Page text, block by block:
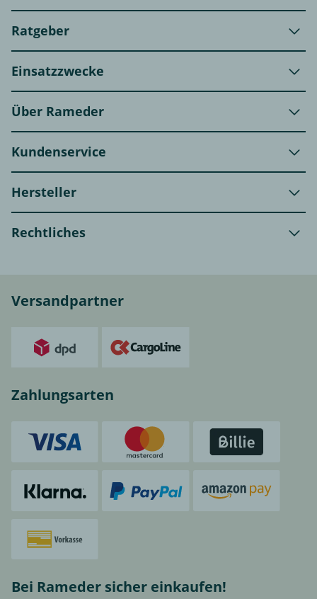
Ratgeber
Einsatzzwecke
Über Rameder
Kundenservice
Hersteller
Rechtliches
Versandpartner
Zahlungsarten
Bei Rameder sicher einkaufen!